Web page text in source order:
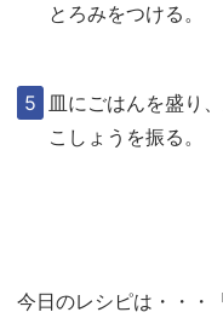
とろみをつける。
皿にごはんを盛り
こしょうを振る。
今日のレシピは・・・